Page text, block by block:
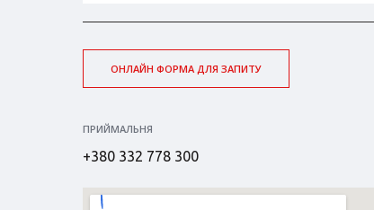
ОНЛАЙН ФОРМА ДЛЯ ЗАПИТУ
ПРИЙМАЛЬНЯ
+380 332 778 300